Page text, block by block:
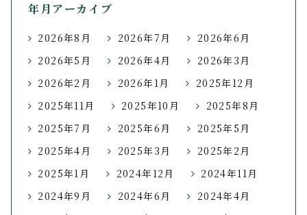
年月アーカイブ
2026年8月 2026年7月
2026年6月
2026年5月
2026年4月
2026年3月
2026年2月
2026年1月
2025年12月
2025年11月
2025年10月
2025年8月
2025年7月
2025年6月
2025年5月
2025年4月
2025年3月
2025年2月
2025年1月
2024年12月
2024年11月
2024年9月
2024年6月
2024年4月